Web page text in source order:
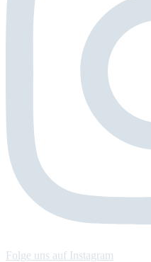
Folge uns auf Instagram